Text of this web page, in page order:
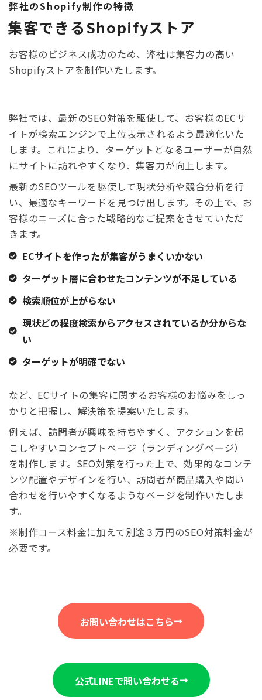
弊社のShopify制作の特徴
集客できるShopifyストア
お客様のビジネス成功のため、弊社は集客力の高い
Shopifyストアを制作いたします。
弊社では、最新のSEO対策を駆使して、お客様のECサ
イトが検索エンジンで上位表示されるよう最適化いた
します。これにより、ターゲットとなるユーザーが自然
にサイトに訪れやすくなり、集客力が向上します。
最新のSEOツールを駆使して現状分析や競合分析を行
い、最適なキーワードを見つけ出します。その上で、お
客様のニーズに合った戦略的なご提案をさせていただ
きます。
ECサイトを作ったが集客がうまくいかない
ターゲット層に合わせたコンテンツが不足している
検索順位が上がらない
現状どの程度検索からアクセスされているか分からな
い
ターゲットが明確でない
など、ECサイトの集客に関するお客様のお悩みをしっ
かりと把握し、解決策を提案いたします。
例えば、訪問者が興味を持ちやすく、アクションを起
こしやすいコンセプトページ（ランディングページ）
を制作します。SEO対策を行った上で、効果的なコンテ
ンツ配置やデザインを行い、訪問者が商品購入や問い
合わせを行いやすくなるようなページを制作いたしま
す。
※制作コース料金に加えて別途３万円のSEO対策料金が
必要です。
お問い合わせはこちら
公式LINEで問い合わせる